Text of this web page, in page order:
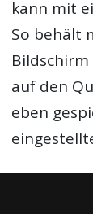
kann mit
So behält
auf den
eben